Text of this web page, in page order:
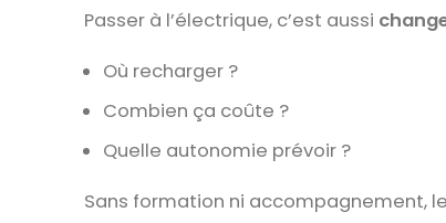
Passer à l’électrique, c’est aussi
Où recharger ?
Combien ça coûte ?
Quelle autonomie prévoir ?
Sans formation ni accompagnement,